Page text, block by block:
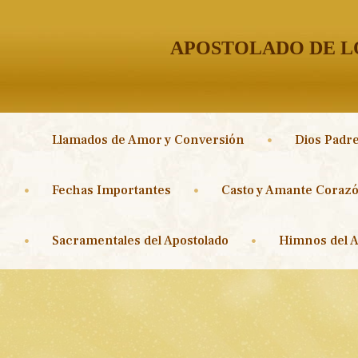
APOSTOLADO DE
Llamados de Amor y Conversión Dios
Fechas Importantes Casto y Amante
Sacramentales del Apostolado Himnos del